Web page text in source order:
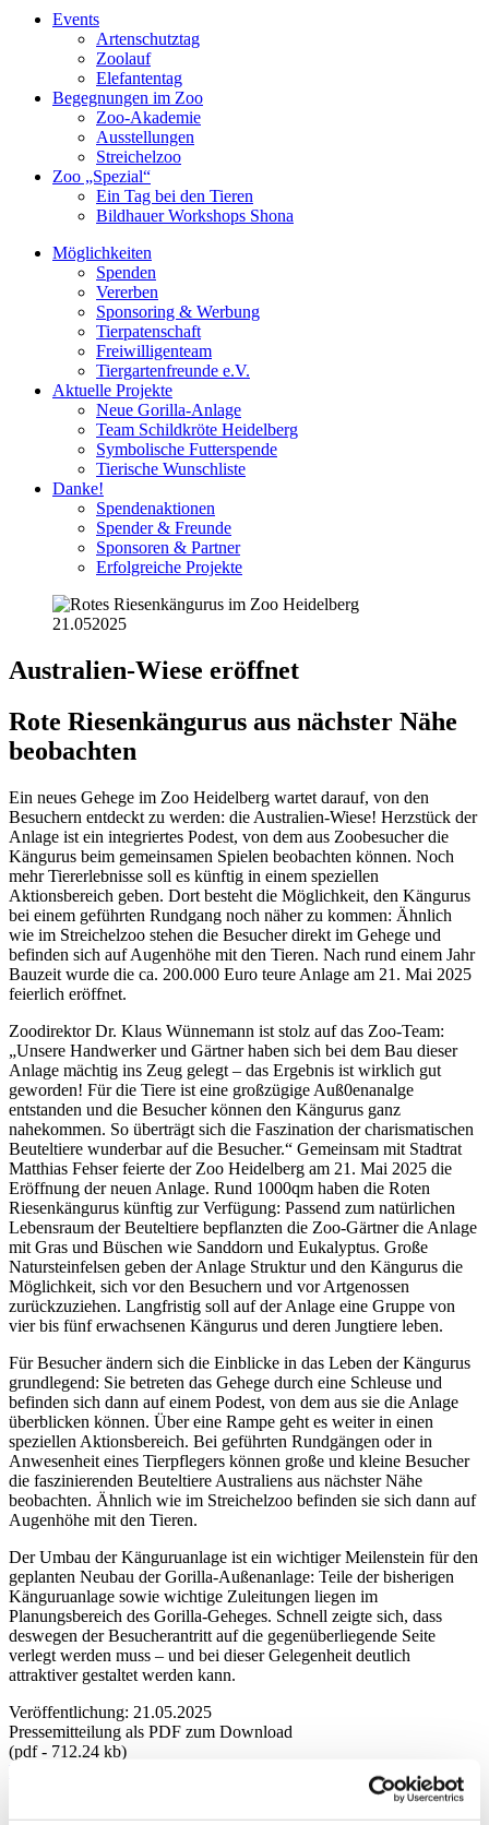
Events
Artenschutztag
Zoolauf
Elefantentag
Begegnungen im Zoo
Zoo-Akademie
Ausstellungen
Streichelzoo
Zoo „Spezial“
Ein Tag bei den Tieren
Bildhauer Workshops Shona
Möglichkeiten
Spenden
Vererben
Sponsoring & Werbung
Tierpatenschaft
Freiwilligenteam
Tiergartenfreunde e.V.
Aktuelle Projekte
Neue Gorilla-Anlage
Team Schildkröte Heidelberg
Symbolische Futterspende
Tierische Wunschliste
Danke!
Spendenaktionen
Spender & Freunde
Sponsoren & Partner
Erfolgreiche Projekte
21.052025
Australien-Wiese eröffnet
Rote Riesenkängurus aus nächster Nähe
beobachten
Ein neues Gehege im Zoo Heidelberg wartet darauf, von den
Besuchern entdeckt zu werden: die Australien-Wiese! Herzstück der
Anlage ist ein integriertes Podest, von dem aus Zoobesucher die
Kängurus beim gemeinsamen Spielen beobachten können. Noch
mehr Tiererlebnisse soll es künftig in einem speziellen
Aktionsbereich geben. Dort besteht die Möglichkeit, den Kängurus
bei einem geführten Rundgang noch näher zu kommen: Ähnlich
wie im Streichelzoo stehen die Besucher direkt im Gehege und
befinden sich auf Augenhöhe mit den Tieren. Nach rund einem Jahr
Bauzeit wurde die ca. 200.000 Euro teure Anlage am 21. Mai 2025
feierlich eröffnet.
Zoodirektor Dr. Klaus Wünnemann ist stolz auf das Zoo-Team:
„Unsere Handwerker und Gärtner haben sich bei dem Bau dieser
Anlage mächtig ins Zeug gelegt – das Ergebnis ist wirklich gut
geworden! Für die Tiere ist eine großzügige Auß0enanalge
entstanden und die Besucher können den Kängurus ganz
nahekommen. So überträgt sich die Faszination der charismatischen
Beuteltiere wunderbar auf die Besucher.“ Gemeinsam mit Stadtrat
Matthias Fehser feierte der Zoo Heidelberg am 21. Mai 2025 die
Eröffnung der neuen Anlage. Rund 1000qm haben die Roten
Riesenkängurus künftig zur Verfügung: Passend zum natürlichen
Lebensraum der Beuteltiere bepflanzten die Zoo-Gärtner die Anlage
mit Gras und Büschen wie Sanddorn und Eukalyptus. Große
Natursteinfelsen geben der Anlage Struktur und den Kängurus die
Möglichkeit, sich vor den Besuchern und vor Artgenossen
zurückzuziehen. Langfristig soll auf der Anlage eine Gruppe von
vier bis fünf erwachsenen Kängurus und deren Jungtiere leben.
Für Besucher ändern sich die Einblicke in das Leben der Kängurus
grundlegend: Sie betreten das Gehege durch eine Schleuse und
befinden sich dann auf einem Podest, von dem aus sie die Anlage
überblicken können. Über eine Rampe geht es weiter in einen
speziellen Aktionsbereich. Bei geführten Rundgängen oder in
Anwesenheit eines Tierpflegers können große und kleine Besucher
die faszinierenden Beuteltiere Australiens aus nächster Nähe
beobachten. Ähnlich wie im Streichelzoo befinden sie sich dann auf
Augenhöhe mit den Tieren.
Der Umbau der Känguruanlage ist ein wichtiger Meilenstein für den
geplanten Neubau der Gorilla-Außenanlage: Teile der bisherigen
Känguruanlage sowie wichtige Zuleitungen liegen im
Planungsbereich des Gorilla-Geheges. Schnell zeigte sich, dass
deswegen der Besucherantritt auf die gegenüberliegende Seite
verlegt werden muss – und bei dieser Gelegenheit deutlich
attraktiver gestaltet werden kann.
Veröffentlichung: 21.05.2025
Pressemitteilung als PDF zum Download
(pdf - 712.24 kb)
Download
Archiv